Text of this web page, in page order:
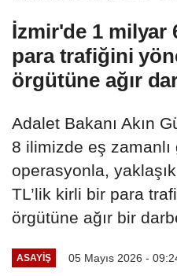
İzmir'de 1 milyar
para trafiğini
örgütüne ağır
Adalet Bakanı Akın
8 ilimizde eş
operasyonla,
TL’lik kirli bir para
örgütüne ağır bir
ASAYİŞ 05 Mayıs 2026 -